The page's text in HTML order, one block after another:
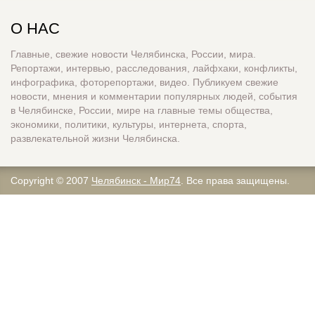
О НАС
Главные, свежие новости Челябинска, России, мира.
Репортажи, интервью, расследования, лайфхаки, конфликты,
инфографика, фоторепортажи, видео. Публикуем свежие
новости, мнения и комментарии популярных людей, события
в Челябинске, России, мире на главные темы общества,
экономики, политики, культуры, интернета, спорта,
развлекательной жизни Челябинска.
Copyright © 2007 Челябинск - Мир74 . Все права защищены.